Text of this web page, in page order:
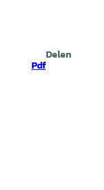
Pdf
Delen